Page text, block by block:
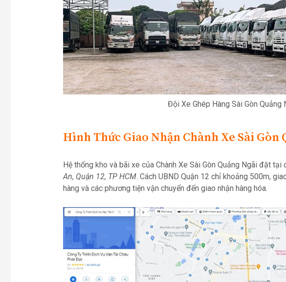
Đội Xe Ghép Hàng Sài Gòn Quảng
Hình Thức Giao Nhận Chành Xe Sài Gòn
Hệ thống kho và bãi xe của Chành Xe Sài Gòn Quảng Ngãi đặt tại
An, Quận 12, TP HCM. Cách UBND Quận 12 chỉ khoảng 500m,
hàng và các phương tiện vận chuyển đến giao nhận hàng hóa.